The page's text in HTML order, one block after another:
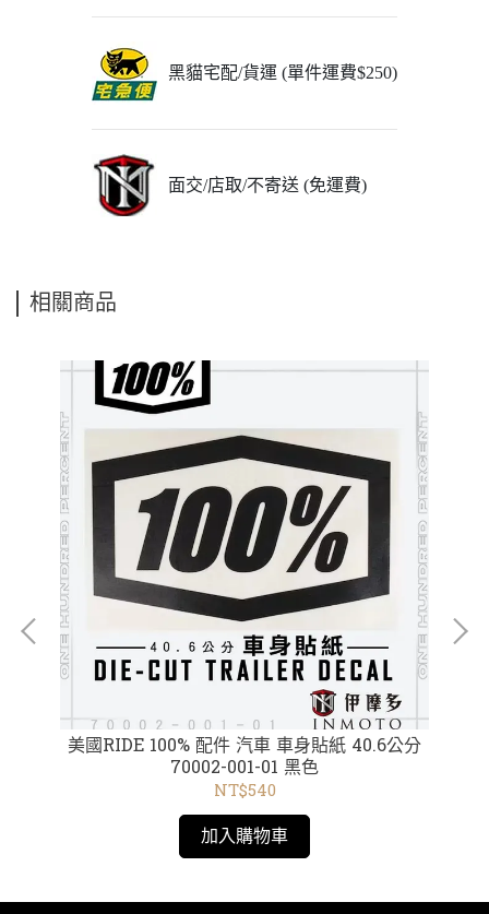
黑貓宅配/貨運 (單件運費$250)
面交/店取/不寄送 (免運費)
相關商品
美國RIDE 100% 配件 汽車 車身貼紙 40.6公分
70002-001-01 黑色
NT$540
加入購物車